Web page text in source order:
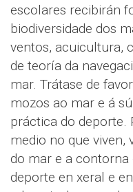
escolares recibirán
biodiversidade dos
ventos, acuicultura,
de teoría da
mar. Trátase de
mozos ao mar e á
práctica do deporte.
medio no que viven,
do mar e a contorna
deporte en xeral e